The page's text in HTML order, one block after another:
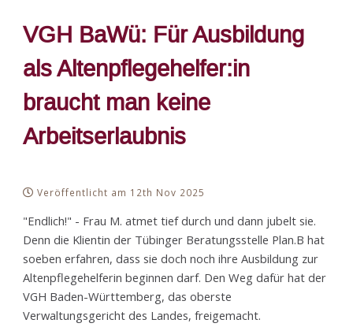
VGH BaWü: Für Ausbildung
als Altenpflegehelfer:in
braucht man keine
Arbeitserlaubnis
Veröffentlicht am 12th Nov 2025
"Endlich!" - Frau M. atmet tief durch und dann jubelt sie.
Denn die Klientin der Tübinger Beratungsstelle Plan.B hat
soeben erfahren, dass sie doch noch ihre Ausbildung zur
Altenpflegehelferin beginnen darf. Den Weg dafür hat der
VGH Baden-Württemberg, das oberste
Verwaltungsgericht des Landes, freige­macht.